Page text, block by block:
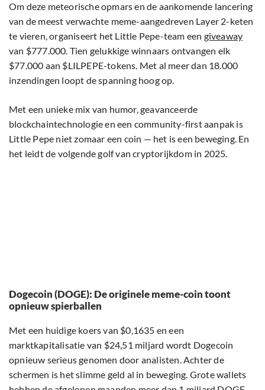
Om deze meteorische opmars en de aankomende lancering
van de meest verwachte meme-aangedreven Layer 2-keten
te vieren, organiseert het Little Pepe-team een giveaway
van $777.000. Tien gelukkige winnaars ontvangen elk
$77.000 aan $LILPEPE-tokens. Met al meer dan 18.000
inzendingen loopt de spanning hoog op.
Met een unieke mix van humor, geavanceerde
blockchaintechnologie en een community-first aanpak is
Little Pepe niet zomaar een coin — het is een beweging. En
het leidt de volgende golf van cryptorijkdom in 2025.
schermen is het slimme geld al in beweging. Grote wallets
hebben de afgelopen maanden meer dan 1 miljard DOGE
verzameld, en het dagelijkse handelsvolume is gestegen tot
$796,33 miljoen — een teken van hernieuwde interesse van
investeerders.
Gedreven door de community, bestand tegen meme-